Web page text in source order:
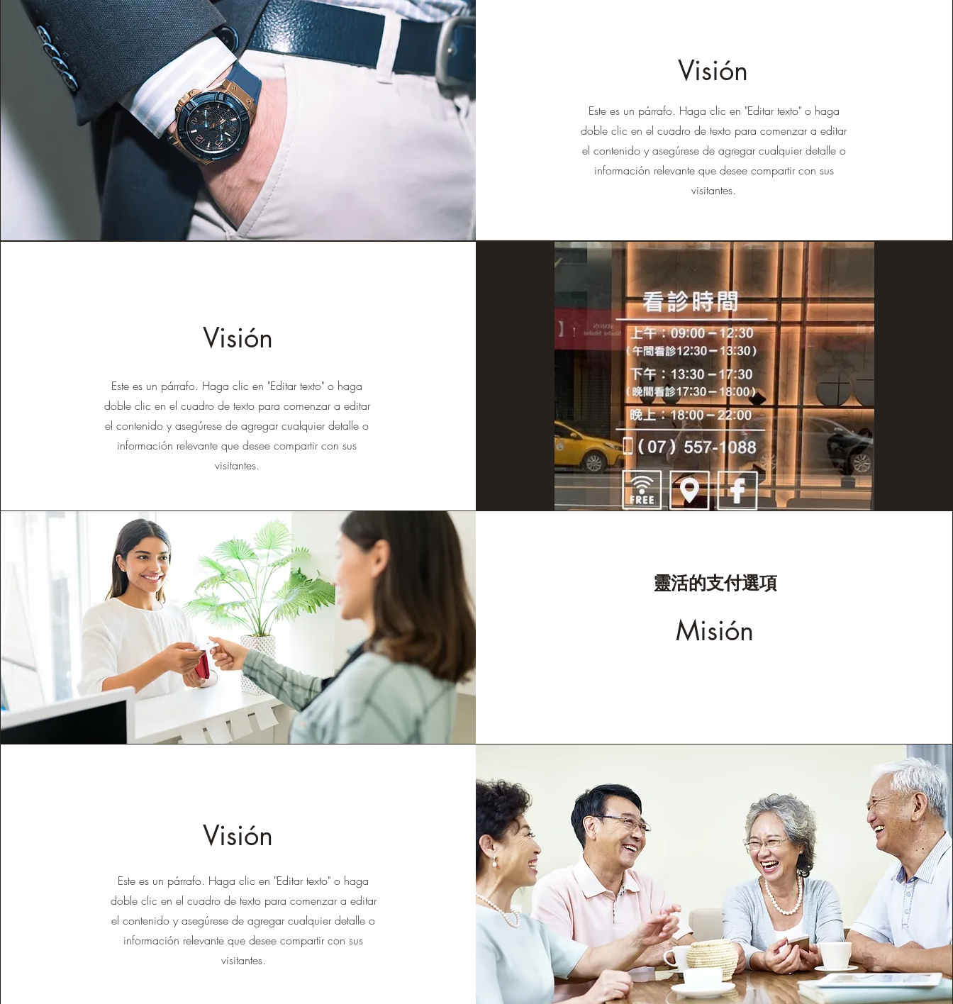
Visión
Este es un párrafo. Haga clic en "Editar texto" o haga
doble clic en el cuadro de texto para comenzar a editar
el contenido y asegúrese de agregar cualquier detalle o
información relevante que desee compartir con sus
visitantes.
靈活的支付選項
Misión
Visión
Este es un párrafo. Haga clic en "Editar texto" o haga
doble clic en el cuadro de texto para comenzar a editar
el contenido y asegúrese de agregar cualquier detalle o
información relevante que desee compartir con sus
visitantes.
Visión
Este es un párrafo. Haga clic en "Editar texto" o haga
doble clic en el cuadro de texto para comenzar a editar
el contenido y asegúrese de agregar cualquier detalle o
información relevante que desee compartir con sus
visitantes.